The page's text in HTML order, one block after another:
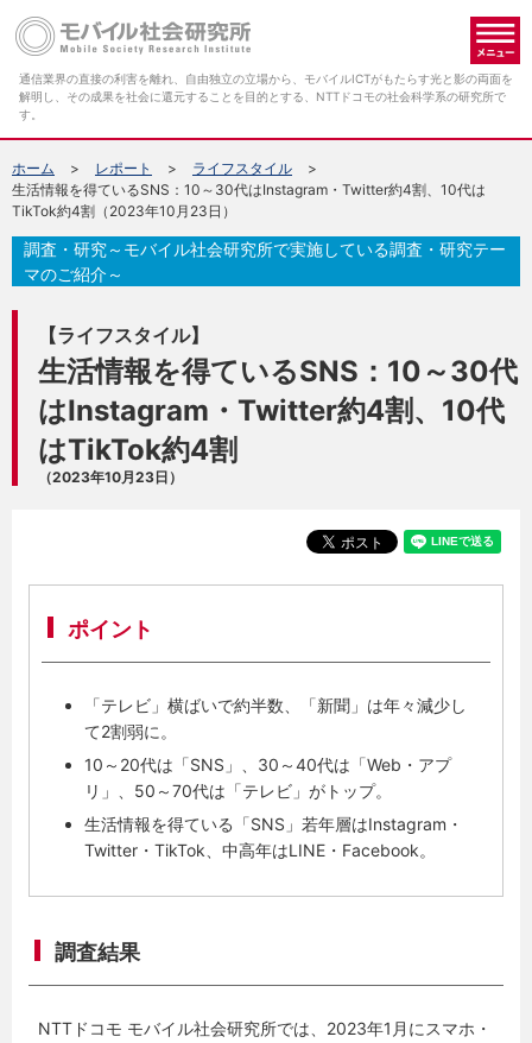
通信業界の直接の利害を離れ、自由独立の立場から、モバイルICTがもたらす光と影の両面を
解明し、その成果を社会に還元することを目的とする、NTTドコモの社会科学系の研究所で
す。
ホーム レポート
ライフスタイル
生活情報を得ているSNS：10～30代はInstagram・Twitter約4割、10代は
TikTok約4割（2023年10月23日）
【ライフスタイル】
生活情報を得ているSNS：10～30代
はInstagram・Twitter約4割、10代
はTikTok約4割
（2023年10月23日）
調査・研究～モバイル社会研究所で実施している調査・研究テー
マのご紹介～
ポイント
「テレビ」横ばいで約半数、「新聞」は年々減少し
て2割弱に。
10～20代は「SNS」、30～40代は「Web・アプ
リ」、50～70代は「テレビ」がトップ。
生活情報を得ている「SNS」若年層はInstagram・
Twitter・TikTok、中高年はLINE・Facebook。
調査結果
NTTドコモ モバイル社会研究所では、2023年1月にスマホ・